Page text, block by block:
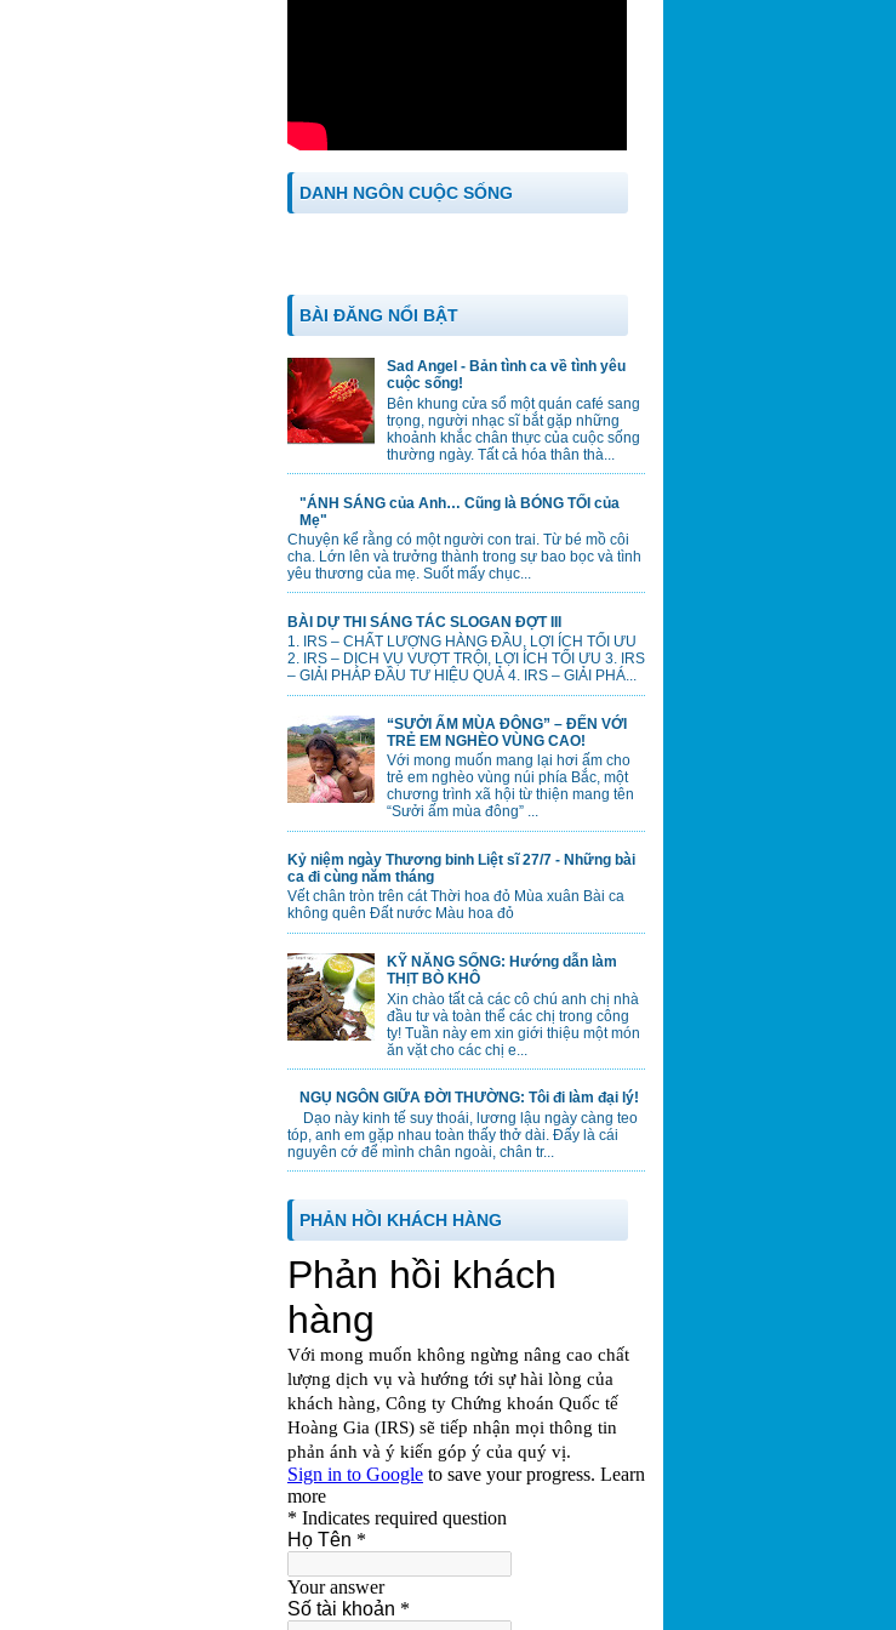
DANH NGÔN CUỘC SỐNG
BÀI ĐĂNG NỔI BẬT
Sad Angel - Bản tình ca về tình yêu
cuộc sống!
Bên khung cửa sổ một quán café sang
trọng, người nhạc sĩ bắt gặp những
khoảnh khắc chân thực của cuộc sống
thường ngày. Tất cả hóa thân thà...
"ÁNH SÁNG của Anh… Cũng là BÓNG TỐI của
Mẹ"
Chuyện kể rằng có một người con trai. Từ bé mồ côi
cha. Lớn lên và trưởng thành trong sự bao bọc và tình
yêu thương của mẹ. Suốt mấy chục...
BÀI DỰ THI SÁNG TÁC SLOGAN ĐỢT III
1. IRS – CHẤT LƯỢNG HÀNG ĐẦU, LỢI ÍCH TỐI ƯU
2. IRS – DỊCH VỤ VƯỢT TRỘI, LỢI ÍCH TỐI ƯU 3. IRS
– GIẢI PHÁP ĐẦU TƯ HIỆU QUẢ 4. IRS – GIẢI PHÁ...
“SƯỞI ẤM MÙA ĐÔNG” – ĐẾN VỚI
TRẺ EM NGHÈO VÙNG CAO!
Với mong muốn mang lại hơi ấm cho
trẻ em nghèo vùng núi phía Bắc, một
chương trình xã hội từ thiện mang tên
“Sưởi ấm mùa đông” ...
Kỷ niệm ngày Thương binh Liệt sĩ 27/7 - Những bài
ca đi cùng năm tháng
Vết chân tròn trên cát Thời hoa đỏ Mùa xuân Bài ca
không quên Đất nước Màu hoa đỏ
KỸ NĂNG SỐNG: Hướng dẫn làm
THỊT BÒ KHÔ
Xin chào tất cả các cô chú anh chị nhà
đầu tư và toàn thể các chị trong công
ty! Tuần này em xin giới thiệu một món
ăn vặt cho các chị e...
NGỤ NGÔN GIỮA ĐỜI THƯỜNG: Tôi đi làm đại lý!
Dạo này kinh tế suy thoái, lương lậu ngày càng teo
tóp, anh em gặp nhau toàn thấy thở dài. Đấy là cái
nguyên cớ để mình chân ngoài, chân tr...
PHẢN HỒI KHÁCH HÀNG